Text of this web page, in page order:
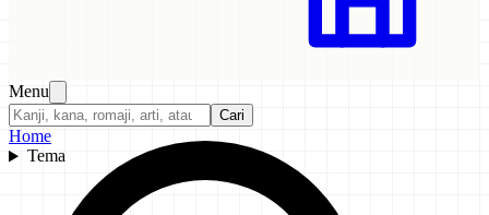
Menu
Cari
Home
Tema